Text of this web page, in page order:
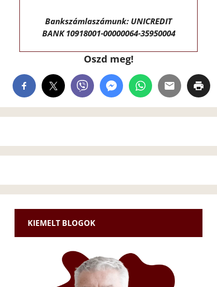
Bankszámlaszámunk: UNICREDIT
BANK 10918001-00000064-35950004
Oszd meg!
KIEMELT BLOGOK